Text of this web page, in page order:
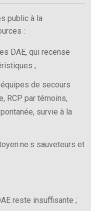
public à la
:
DAE, qui recense
;
de secours
RCP par témoins,
survie à la
sauveteurs et
reste insuffisante ;